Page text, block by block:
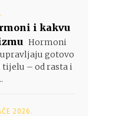
i kakvu
Hormoni
gotovo
tijelu – od rasta i
2026.